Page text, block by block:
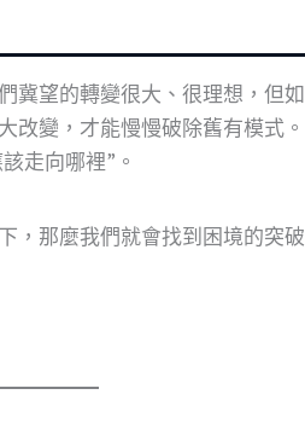
望的轉變很大、很理想，但
變，才能慢慢破除舊有模式
走向哪裡”。
，那麼我們就會找到困境的突破